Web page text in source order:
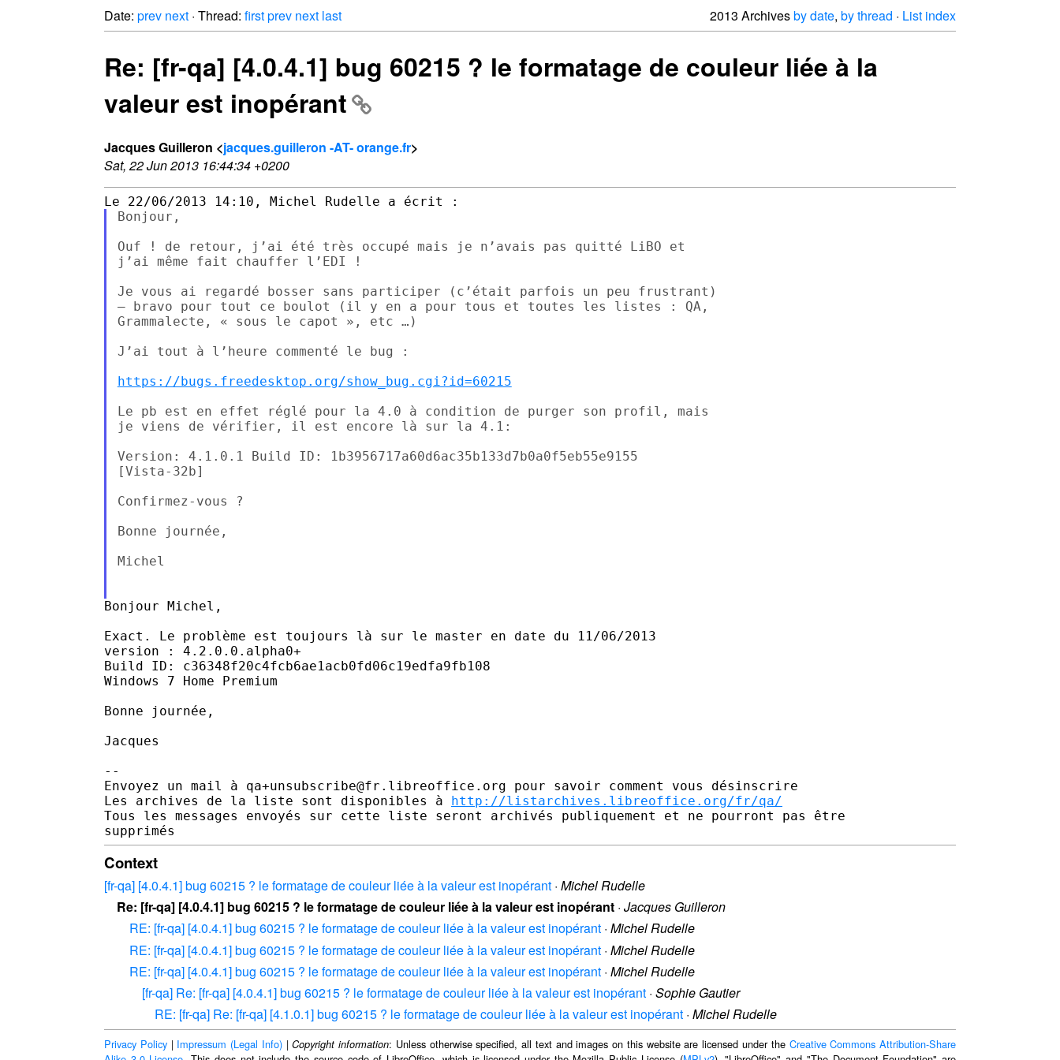
Date: prev next · Thread: firstprev next last 2013 Archivesby date, by thread · List index
Re: [fr-qa] [4.0.4.1] bug 60215 ? le formatage de couleur liée à la
valeur est inopérant
Jacques Guilleron <jacques.guilleron -AT- orange.fr>
Sat, 22 Jun 2013 16:44:34 +0200
Bonjour,
Ouf ! de retour, j’ai été très occupé mais je n’avais pas quitté LiBO et
j’ai même fait chauffer l’EDI !
Je vous ai regardé bosser sans participer (c’était parfois un peu frustrant)
– bravo pour tout ce boulot (il y en a pour tous et toutes les listes : QA,
Grammalecte, « sous le capot », etc …)
J’ai tout à l’heure commenté le bug :
https://bugs.freedesktop.org/show_bug.cgi?id=60215
Le pb est en effet réglé pour la 4.0 à condition de purger son profil, mais
je viens de vérifier, il est encore là sur la 4.1:
Version: 4.1.0.1 Build ID: 1b3956717a60d6ac35b133d7b0a0f5eb55e9155
[Vista-32b]
Confirmez-vous ?
Bonne journée,
Michel
Bonjour Michel,
Exact. Le problème est toujours là sur le master en date du 11/06/2013
version : 4.2.0.0.alpha0+
Build ID: c36348f20c4fcb6ae1acb0fd06c19edfa9fb108
Windows 7 Home Premium
Bonne journée,
Jacques
--
Envoyez un mail à qa+unsubscribe@fr.libreoffice.org pour savoir comment vous désinscrire
Les archives de la liste sont disponibles à http://listarchives.libreoffice.org/fr/qa/
Tous les messages envoyés sur cette liste seront archivés publiquement et ne pourront pas être
Context
[fr-qa] [4.0.4.1] bug 60215 ? le formatage de couleur liée à la valeur est inopérant · Michel Rudelle
Re: [fr-qa] [4.0.4.1] bug 60215 ? le formatage de couleur liée à la valeur est inopérant · Jacques Guilleron
RE: [fr-qa] [4.0.4.1] bug 60215 ? le formatage de couleur liée à la valeur est inopérant · Michel Rudelle
RE: [fr-qa] [4.0.4.1] bug 60215 ? le formatage de couleur liée à la valeur est inopérant · Michel Rudelle
RE: [fr-qa] [4.0.4.1] bug 60215 ? le formatage de couleur liée à la valeur est inopérant · Michel Rudelle
[fr-qa] Re: [fr-qa] [4.0.4.1] bug 60215 ? le formatage de couleur liée à la valeur est inopérant · Sophie Gautier
RE: [fr-qa] Re: [fr-qa] [4.1.0.1] bug 60215 ? le formatage de couleur liée à la valeur est inopérant · Michel Rudelle
Privacy Policy| Impressum (Legal Info)|Copyright information: Unless otherwise specified, all text and images on this website are licensed under the Creative Commons Attribution-Share